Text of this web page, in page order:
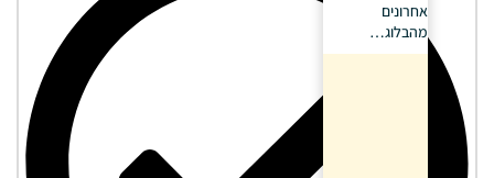
אחרונים
מהבלוג…